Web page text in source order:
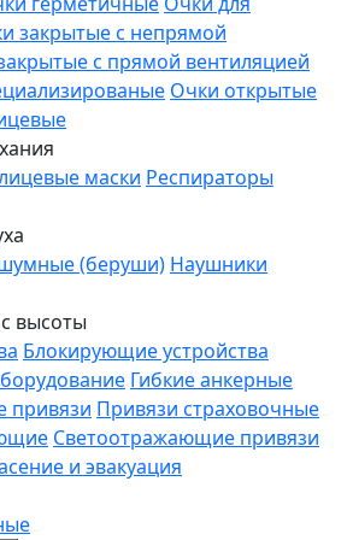
закрытые с непрямой
с прямой вентиляцией
Очки открытые
маски Респираторы
(беруши) Наушники
высоты
Блокирующие устройства
Гибкие анкерные
привязи Привязи страховочные
Светоотражающие привязи
и эвакуация